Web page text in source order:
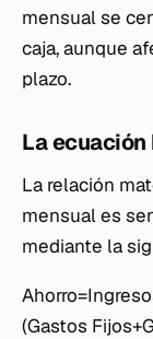
mensual se
caja, aunque
plazo.
La
La relación
mensual es
mediante la
(Gastos